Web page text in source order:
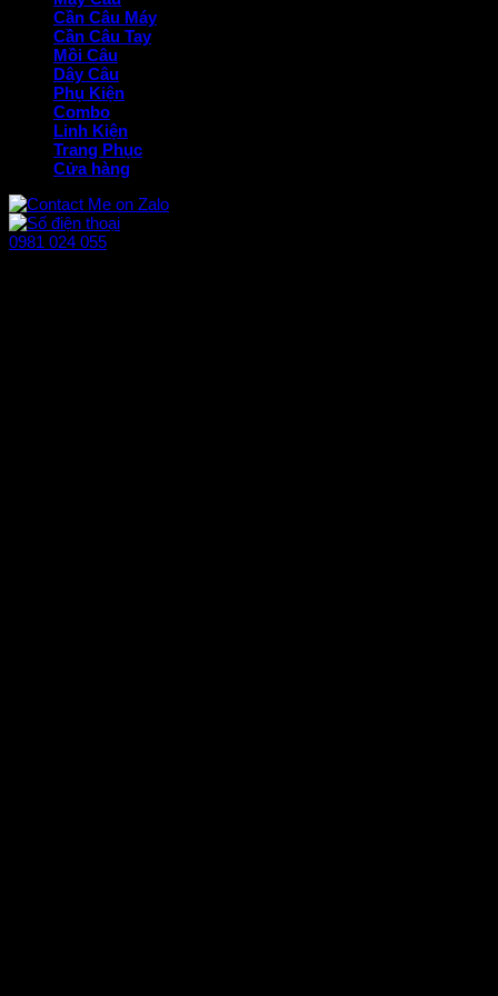
Cần Câu Máy
Cần Câu Tay
Mồi Câu
Dây Câu
Phụ Kiện
Combo
Linh Kiện
Trang Phục
Cửa hàng
0981 024 055